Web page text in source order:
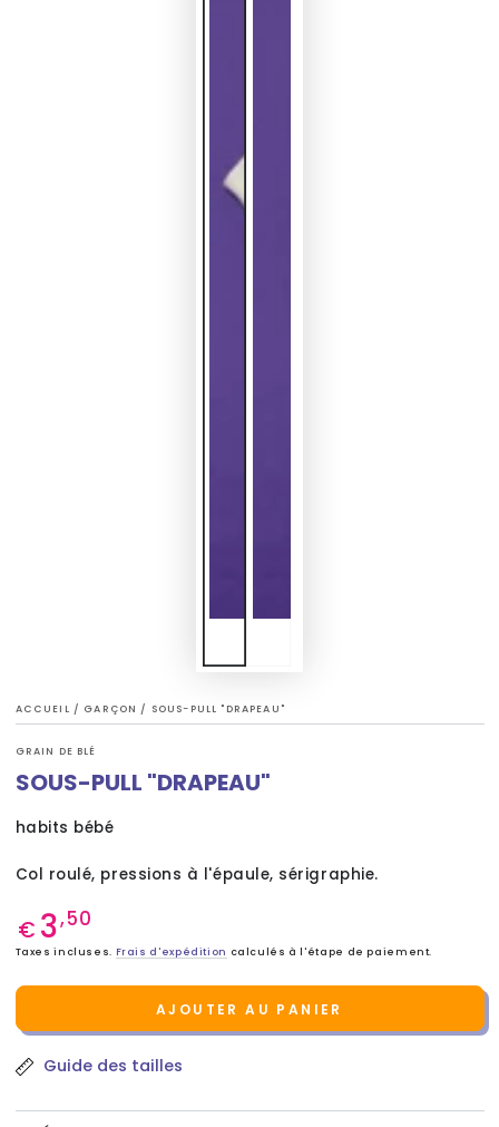
ACCUEIL / GARÇON / SOUS-PULL "DRAPEAU"
GRAIN DE BLÉ
SOUS-PULL "DRAPEAU"
habits bébé
Col roulé, pressions à l'épaule, sérigraphie.
Prix
normal
€ 3,50
Taxes incluses. Frais d'expédition calculés à l'étape de paiement.
AJOUTER AU PANIER
Guide des tailles